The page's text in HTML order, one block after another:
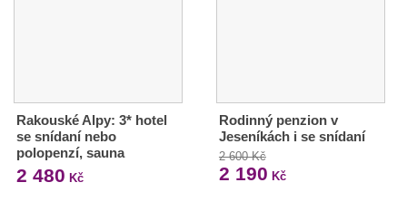
Rakouské Alpy: 3* hotel
se snídaní nebo
polopenzí, sauna
2 480 Kč
Rodinný penzion v
Jeseníkách i se snídaní
2 600 Kč
2 190 Kč